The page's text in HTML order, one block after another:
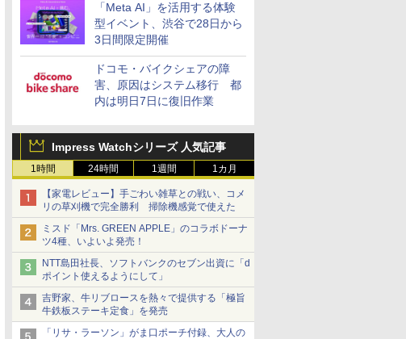
「Meta AI」を活用する体験
型イベント、渋谷で28日から
3日間限定開催
ドコモ・バイクシェアの障
害、原因はシステム移行 都
内は明日7日に復旧作業
Impress Watchシリーズ 人気記事
1時間 24時間 1週間 1カ月
【家電レビュー】手ごわい雑草との戦い、コメ
リの草刈機で完全勝利 掃除機感覚で使えた
ミスド「Mrs. GREEN APPLE」のコラボドーナ
ツ4種、いよいよ発売！
NTT島田社長、ソフトバンクのセブン出資に「d
ポイント使えるようにして」
吉野家、牛リブロースを熱々で提供する「極旨
牛鉄板ステーキ定食」を発売
「リサ・ラーソン」がま口ポーチ付録、大人の